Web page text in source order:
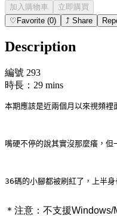
加入購物車
立即購買
♡ Favorite (0) ⤴ Share
Description
編號 293
時長：29 mins
本期應該是近兩個月以來視頻
嘴硬不停的說其實沒那麼癢，
36碼的小腳都被刷紅了，上半
＊注意： 不支援Windows/